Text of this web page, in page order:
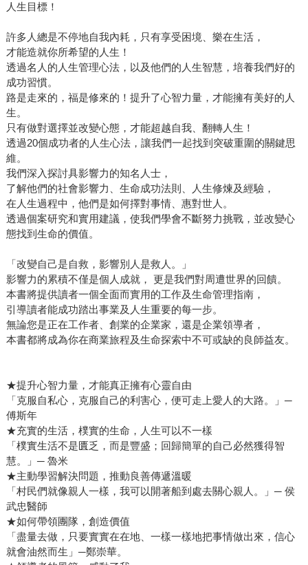
人生目標！
許多人總是不停地自我內耗，只有享受困境、樂在生活，
才能造就你所希望的人生！
透過名人的人生管理心法，以及他們的人生智慧，培養我們好的
成功習慣。
路是走來的，福是修來的！提升了心智力量，才能擁有美好的人
生。
只有做對選擇並改變心態，才能超越自我、翻轉人生！
透過20個成功者的人生心法，讓我們一起找到突破重圍的關鍵思
維。
我們深入探討具影響力的知名人士，
了解他們的社會影響力、生命成功法則、人生修煉及經驗，
在人生過程中，他們是如何擇對事情、惠對世人。
透過個案研究和實用建議，使我們學會不斷努力挑戰，並改變心
態找到生命的價值。
「改變自己是自救，影響別人是救人。」
影響力的累積不僅是個人成就， 更是我們對周遭世界的回饋。
本書將提供讀者一個全面而實用的工作及生命管理指南，
引導讀者能成功踏出事業及人生重要的每一步。
無論您是正在工作者、創業的企業家，還是企業領導者，
本書都將成為你在商業旅程及生命探索中不可或缺的良師益友。
★提升心智力量，才能真正擁有心靈自由
「克服自私心，克服自己的利害心，便可走上愛人的大路。」─
傅斯年
★充實的生活，樸實的生命，人生可以不一樣
「樸實生活不是匱乏，而是豐盛；回歸簡單的自己必然獲得智
慧。」─ 魯米
★主動學習解決問題，推動良善傳遞溫暖
「村民們就像親人一樣，我可以開著船到處去關心親人。」─ 侯
武忠醫師
★如何帶領團隊，創造價值
「盡量去做，只要實實在在地、一樣一樣地把事情做出來，信心
就會油然而生」─鄭崇華。